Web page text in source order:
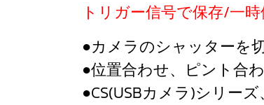
トリガー信号で保存/一
●カメラのシャッターを
●位置合わせ、ピント合
●CS(USBカメラ)シリー